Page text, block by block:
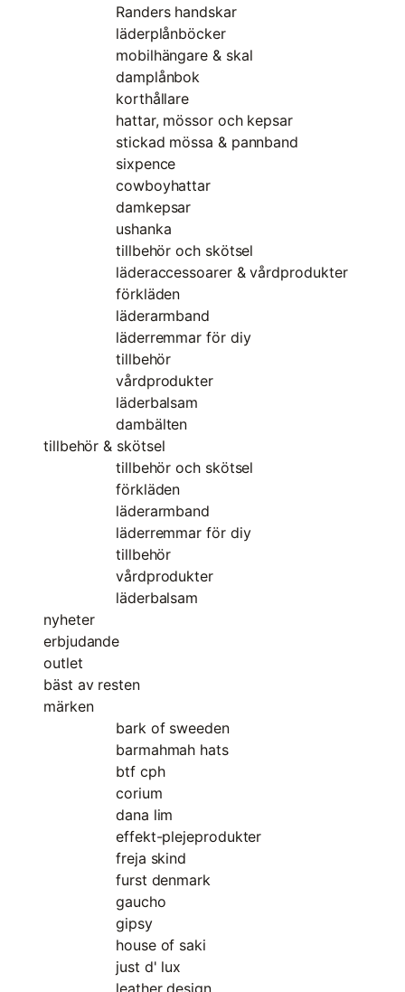
Randers handskar
läderplånböcker
mobilhängare & skal
damplånbok
korthållare
hattar, mössor och kepsar
stickad mössa & pannband
sixpence
cowboyhattar
damkepsar
ushanka
tillbehör och skötsel
läderaccessoarer & vårdprodukter
förkläden
läderarmband
läderremmar för diy
tillbehör
vårdprodukter
läderbalsam
dambälten
tillbehör & skötsel
tillbehör och skötsel
förkläden
läderarmband
läderremmar för diy
tillbehör
vårdprodukter
läderbalsam
nyheter
erbjudande
outlet
bäst av resten
märken
bark of sweeden
barmahmah hats
btf cph
corium
dana lim
effekt-plejeprodukter
freja skind
furst denmark
gaucho
gipsy
house of saki
just d' lux